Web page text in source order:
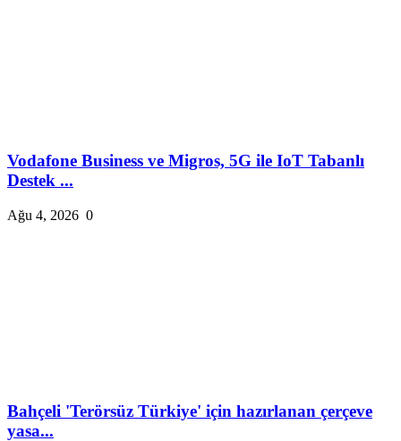
Vodafone Business ve Migros, 5G ile IoT Tabanlı
Destek ...
Ağu 4, 2026 0
Bahçeli 'Terörsüz Türkiye' için hazırlanan çerçeve
yasa...